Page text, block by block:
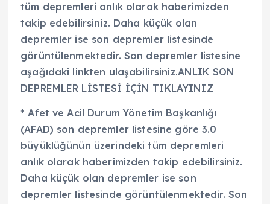
tüm depremleri anlık olarak haberimizden
takip edebilirsiniz. Daha küçük olan
depremler ise son depremler listesinde
görüntülenmektedir. Son depremler listesine
aşağıdaki linkten ulaşabilirsiniz.ANLIK SON
DEPREMLER LİSTESİ İÇİN TIKLAYINIZ
* Afet ve Acil Durum Yönetim Başkanlığı
(AFAD) son depremler listesine göre 3.0
büyüklüğünün üzerindeki tüm depremleri
anlık olarak haberimizden takip edebilirsiniz.
Daha küçük olan depremler ise son
depremler listesinde görüntülenmektedir. Son